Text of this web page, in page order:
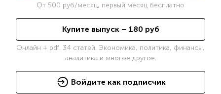
От 500 руб/месяц, первый месяц бесплатно
Купите выпуск – 180 руб
Онлайн + pdf. 34 статей. Экономика, политика, финансы,
аналитика и многое другое.
Войдите как подписчик